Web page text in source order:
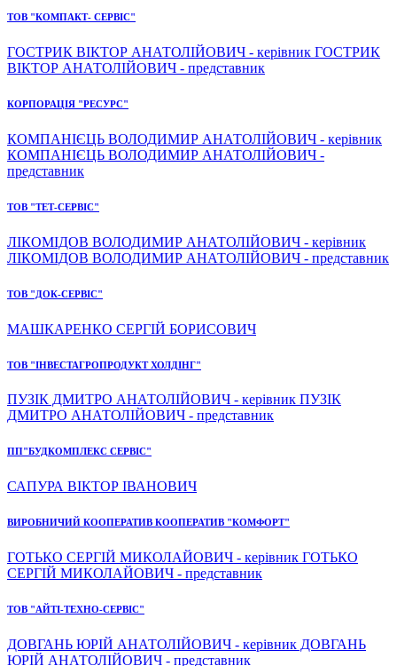
ТОВ "КОМПАКТ- СЕРВІС"
ГОСТРИК ВІКТОР АНАТОЛІЙОВИЧ - керівник ГОСТРИК
ВІКТОР АНАТОЛІЙОВИЧ - представник
КОРПОРАЦІЯ "РЕСУРС"
КОМПАНІЄЦЬ ВОЛОДИМИР АНАТОЛІЙОВИЧ - керівник
КОМПАНІЄЦЬ ВОЛОДИМИР АНАТОЛІЙОВИЧ -
представник
ТОВ "ТЕТ-СЕРВІС"
ЛІКОМІДОВ ВОЛОДИМИР АНАТОЛІЙОВИЧ - керівник
ЛІКОМІДОВ ВОЛОДИМИР АНАТОЛІЙОВИЧ - представник
ТОВ "ДОК-СЕРВІС"
МАШКАРЕНКО СЕРГІЙ БОРИСОВИЧ
ТОВ "ІНВЕСТАГРОПРОДУКТ ХОЛДІНГ"
ПУЗІК ДМИТРО АНАТОЛІЙОВИЧ - керівник ПУЗІК
ДМИТРО АНАТОЛІЙОВИЧ - представник
ПП"БУДКОМПЛЕКС СЕРВІС"
САПУРА ВІКТОР ІВАНОВИЧ
ВИРОБНИЧИЙ КООПЕРАТИВ КООПЕРАТИВ "КОМФОРТ"
ГОТЬКО СЕРГІЙ МИКОЛАЙОВИЧ - керівник ГОТЬКО
СЕРГІЙ МИКОЛАЙОВИЧ - представник
ТОВ "АЙТІ-ТЕХНО-СЕРВІС"
ДОВГАНЬ ЮРІЙ АНАТОЛІЙОВИЧ - керівник ДОВГАНЬ
ЮРІЙ АНАТОЛІЙОВИЧ - представник